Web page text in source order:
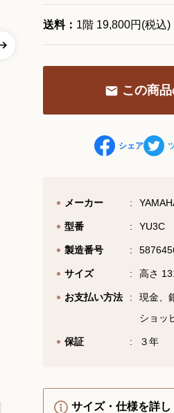
お
受付
三木楽器 開成
〒541-0057
大阪府大阪市中央
送料： 1階 19,800円(税
この商
シェア
メーカー
型番 YU3C
製造番号
サイズ 高さ
お支払い方法
現金、
ショッ
保証 ３年
サイズ・仕様を詳し